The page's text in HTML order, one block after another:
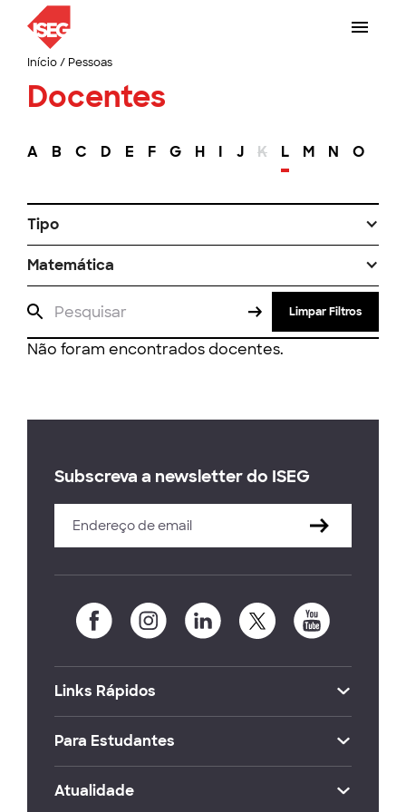
Início/ Pessoas
Docentes
A B C D E F G H I J K L M N O
Tipo
Matemática
Limpar Filtros
Não foram encontrados docentes.
Subscreva a newsletter do ISEG
Links Rápidos
Para Estudantes
Atualidade